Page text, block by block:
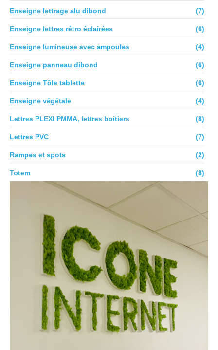
Enseigne lettrage alu dibond (7)
Enseigne lettres rétro éclairées (6)
Enseigne lumineuse avec ampoules (4)
Enseigne panneau dibond (6)
Enseigne Tôle tablette (6)
Enseigne végétale (4)
Lettres PLEXI PMMA, lettres boitiers (8)
Lettres PVC (7)
Rampes et spots (2)
Totem (8)